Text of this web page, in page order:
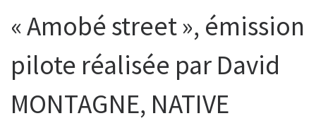
« Amobé street », émission
pilote réalisée par David
MONTAGNE, NATIVE